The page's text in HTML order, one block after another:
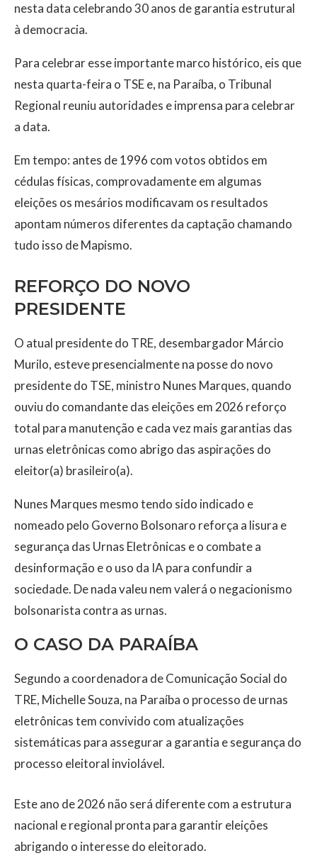
nesta data celebrando 30 anos de garantia estrutural
à democracia.
Para celebrar esse importante marco histórico, eis que
nesta quarta-feira o TSE e, na Paraíba, o Tribunal
Regional reuniu autoridades e imprensa para celebrar
a data.
Em tempo: antes de 1996 com votos obtidos em
cédulas físicas, comprovadamente em algumas
eleições os mesários modificavam os resultados
apontam números diferentes da captação chamando
tudo isso de Mapismo.
REFORÇO DO NOVO
PRESIDENTE
O atual presidente do TRE, desembargador Márcio
Murilo, esteve presencialmente na posse do novo
presidente do TSE, ministro Nunes Marques, quando
ouviu do comandante das eleições em 2026 reforço
total para manutenção e cada vez mais garantias das
urnas eletrônicas como abrigo das aspirações do
eleitor(a) brasileiro(a).
Nunes Marques mesmo tendo sido indicado e
nomeado pelo Governo Bolsonaro reforça a lisura e
segurança das Urnas Eletrônicas e o combate a
desinformação e o uso da IA para confundir a
sociedade. De nada valeu nem valerá o negacionismo
bolsonarista contra as urnas.
O CASO DA PARAÍBA
Segundo a coordenadora de Comunicação Social do
TRE, Michelle Souza, na Paraíba o processo de urnas
eletrônicas tem convivido com atualizações
sistemáticas para assegurar a garantia e segurança do
processo eleitoral inviolável.
Este ano de 2026 não será diferente com a estrutura
nacional e regional pronta para garantir eleições
abrigando o interesse do eleitorado.